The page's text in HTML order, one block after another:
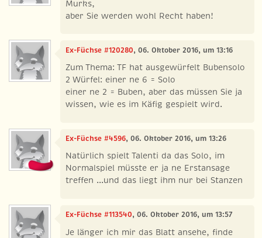
Murks,
aber Sie werden wohl Recht haben!
Ex-Füchse #120280, 06. Oktober 2016, um 13:16
Zum Thema: TF hat ausgewürfelt Bubensolo
2 Würfel: einer ne 6 = Solo
einer ne 2 = Buben, aber das müssen Sie ja
wissen, wie es im Käfig gespielt wird.
Ex-Füchse #4596, 06. Oktober 2016, um 13:26
Natürlich spielt Talenti da das Solo, im
Normalspiel müsste er ja ne Erstansage
treffen ...und das liegt ihm nur bei Stanzen
Ex-Füchse #113540, 06. Oktober 2016, um 13:57
Je länger ich mir das Blatt ansehe, finde